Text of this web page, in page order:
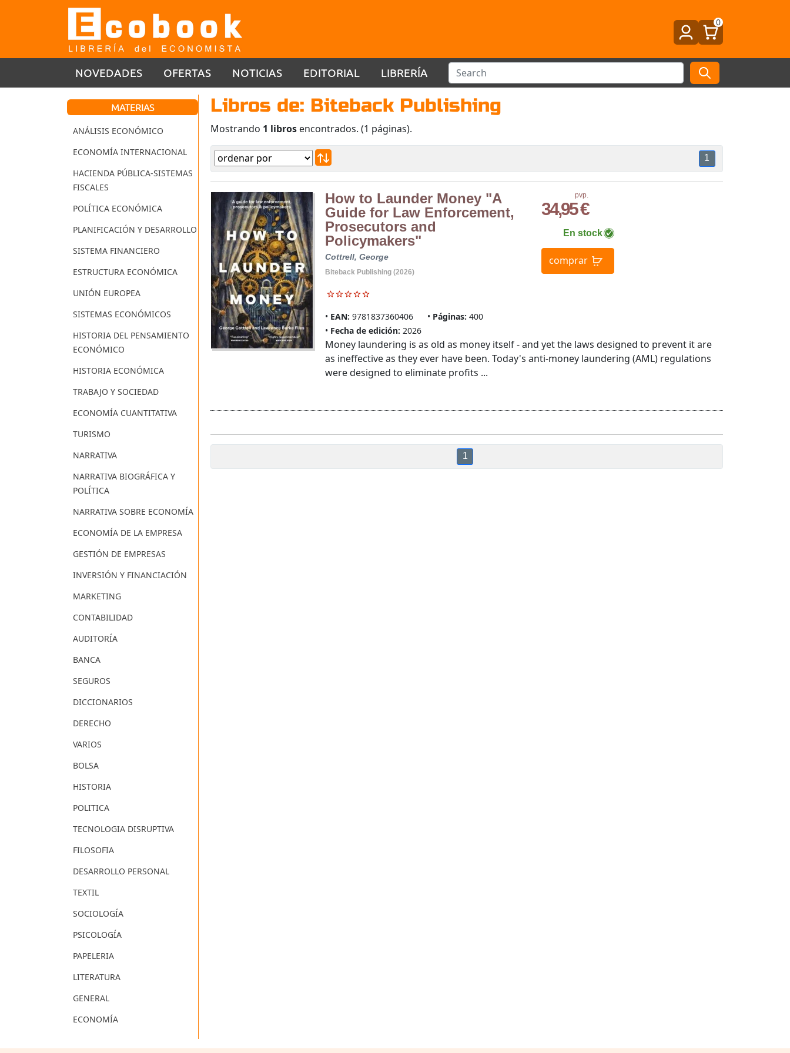
0
NOVEDADES OFERTAS NOTICIAS EDITORIAL LIBRERÍA
MATERIAS
ANÁLISIS ECONÓMICO
ECONOMÍA INTERNACIONAL
HACIENDA PÚBLICA-SISTEMAS
FISCALES
POLÍTICA ECONÓMICA
PLANIFICACIÓN Y DESARROLLO
SISTEMA FINANCIERO
ESTRUCTURA ECONÓMICA
UNIÓN EUROPEA
SISTEMAS ECONÓMICOS
HISTORIA DEL PENSAMIENTO
ECONÓMICO
HISTORIA ECONÓMICA
TRABAJO Y SOCIEDAD
ECONOMÍA CUANTITATIVA
TURISMO
NARRATIVA
NARRATIVA BIOGRÁFICA Y
POLÍTICA
NARRATIVA SOBRE ECONOMÍA
ECONOMÍA DE LA EMPRESA
GESTIÓN DE EMPRESAS
INVERSIÓN Y FINANCIACIÓN
MARKETING
CONTABILIDAD
AUDITORÍA
BANCA
SEGUROS
DICCIONARIOS
DERECHO
VARIOS
BOLSA
HISTORIA
POLITICA
TECNOLOGIA DISRUPTIVA
FILOSOFIA
DESARROLLO PERSONAL
TEXTIL
SOCIOLOGÍA
PSICOLOGÍA
PAPELERIA
LITERATURA
GENERAL
ECONOMÍA
Libros de: Biteback Publishing
Mostrando 1 libros encontrados. (1 páginas).
1
How to Launder Money "A
Guide for Law Enforcement,
Prosecutors and
Policymakers"
Cottrell, George
Biteback Publishing (2026)
EAN: 9781837360406 Páginas: 400
Fecha de edición: 2026
pvp.
34,95 €
En stock
comprar
Money laundering is as old as money itself - and yet the laws designed to prevent it are
as ineffective as they ever have been. Today's anti-money laundering (AML) regulations
were designed to eliminate profits ...
1